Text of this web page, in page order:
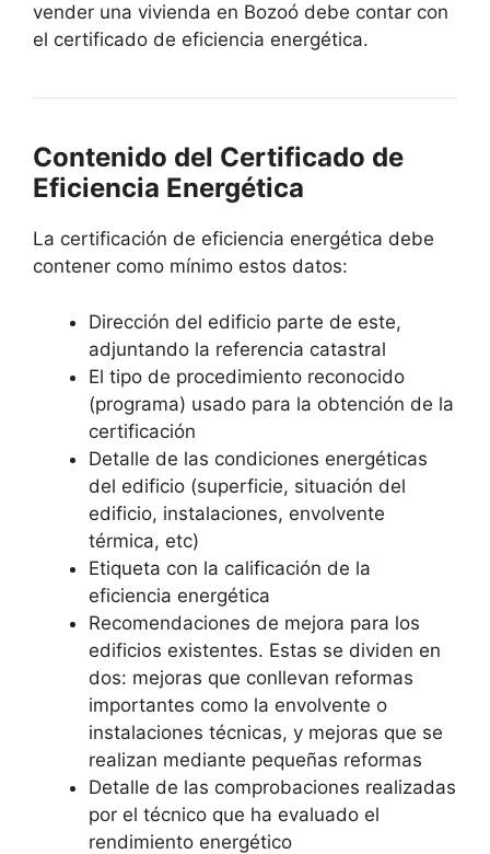
vender una vivienda en Bozoó debe contar con
el certificado de eficiencia energética.
Contenido del Certificado de
Eficiencia Energética
La certificación de eficiencia energética debe
contener como mínimo estos datos:
Dirección del edificio parte de este,
adjuntando la referencia catastral
El tipo de procedimiento reconocido
(programa) usado para la obtención de la
certificación
Detalle de las condiciones energéticas
del edificio (superficie, situación del
edificio, instalaciones, envolvente
térmica, etc)
Etiqueta con la calificación de la
eficiencia energética
Recomendaciones de mejora para los
edificios existentes. Estas se dividen en
dos: mejoras que conllevan reformas
importantes como la envolvente o
instalaciones técnicas, y mejoras que se
realizan mediante pequeñas reformas
Detalle de las comprobaciones realizadas
por el técnico que ha evaluado el
rendimiento energético